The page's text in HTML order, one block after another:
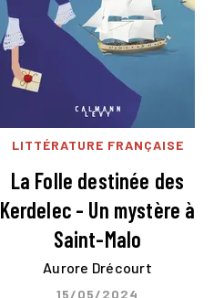
LITTÉRATURE FRANÇAISE
La Folle destinée des
Kerdelec - Un mystère à
Saint-Malo
Aurore Drécourt
15/05/2024